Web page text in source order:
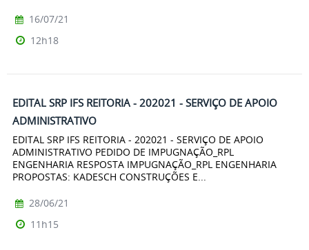
16/07/21
12h18
EDITAL SRP IFS REITORIA - 202021 - SERVIÇO DE APOIO
ADMINISTRATIVO
EDITAL SRP IFS REITORIA - 202021 - SERVIÇO DE APOIO
ADMINISTRATIVO PEDIDO DE IMPUGNAÇÃO_RPL
ENGENHARIA RESPOSTA IMPUGNAÇÃO_RPL ENGENHARIA
PROPOSTAS: KADESCH CONSTRUÇÕES E...
28/06/21
11h15